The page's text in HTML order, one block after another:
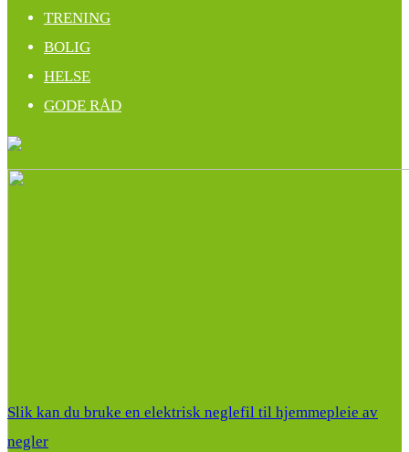
TRENING
BOLIG
HELSE
GODE RÅD
Slik kan du bruke en elektrisk neglefil til hjemmepleie av
negler